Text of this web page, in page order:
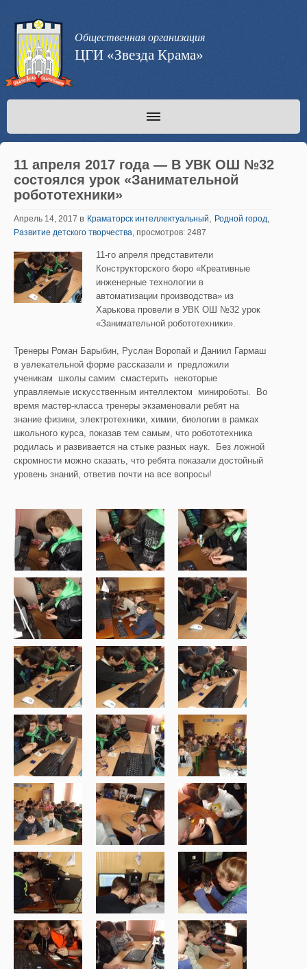
Общественная организация
ЦГИ «Звезда Крама»
11 апреля 2017 года — В УВК ОШ №32
состоялся урок «Занимательной
робототехники»
Апрель 14, 2017 в Краматорск интеллектуальный, Родной город,
Развитие детского творчества, просмотров: 2487
11-го апреля представители
Конструкторского бюро «Креативные
инженерные технологии в
автоматизации производства» из
Харькова провели в УВК ОШ №32 урок
«Занимательной робототехники».
Тренеры Роман Барыбин, Руслан Воропай и Даниил Гармаш
в увлекательной форме рассказали и предложили
ученикам школы самим смастерить некоторые
управляемые искусственным интеллектом минироботы. Во
время мастер-класса тренеры экзаменовали ребят на
знание физики, электротехники, химии, биологии в рамках
школьного курса, показав тем самым, что робототехника
родилась и развивается на стыке разных наук. Без ложной
скромности можно сказать, что ребята показали достойный
уровень знаний, ответив почти на все вопросы!